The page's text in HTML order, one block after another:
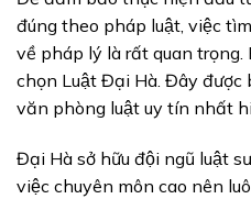
đúng theo pháp luật, việc
về pháp lý là rất quan
chọn Luật Đại Hà. Đây
văn phòng luật uy tín nhất
Đại Hà sở hữu đội ngũ luật
việc chuyên môn cao nên